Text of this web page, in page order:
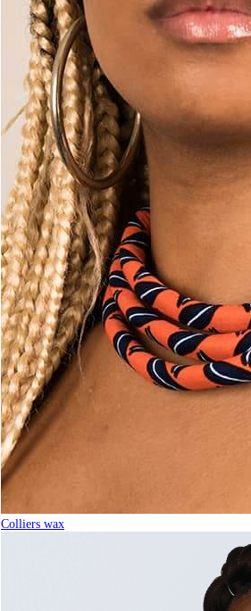
Colliers wax